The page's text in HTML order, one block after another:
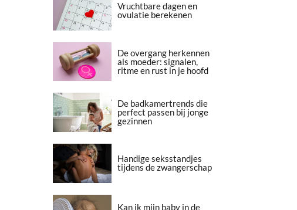
Vruchtbare dagen en
ovulatie berekenen
De overgang herkennen
als moeder: signalen,
ritme en rust in je hoofd
De badkamertrends die
perfect passen bij jonge
gezinnen
Handige seksstandjes
tijdens de zwangerschap
Kan ik mijn baby in de